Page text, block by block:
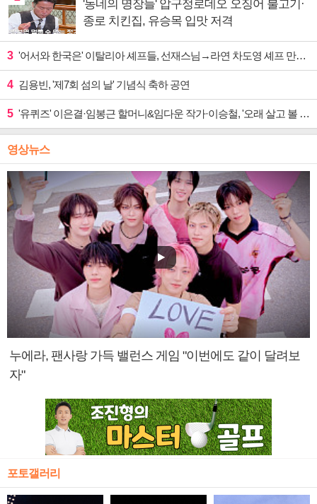
'동네의 명장들' 압구정로데오 오징어 불고기·
종로 치킨집, 유승목 입맛 저격
3 '어서와 한국은' 이탈리아 셰프들, 선재스님→라연 차도영 셰프 만난다
4 김용빈, '제7회 섬의 날' 기념식 축하 공연
5 '유퀴즈' 이은결·임봉근 할머니&임다운 작가·이승철, '오래 살고 볼 일' 특집 출격
영상뉴스
누에라, 팬사랑 가득 밸런스 게임 "이번에도 같이 달려보
자"
포토갤러리